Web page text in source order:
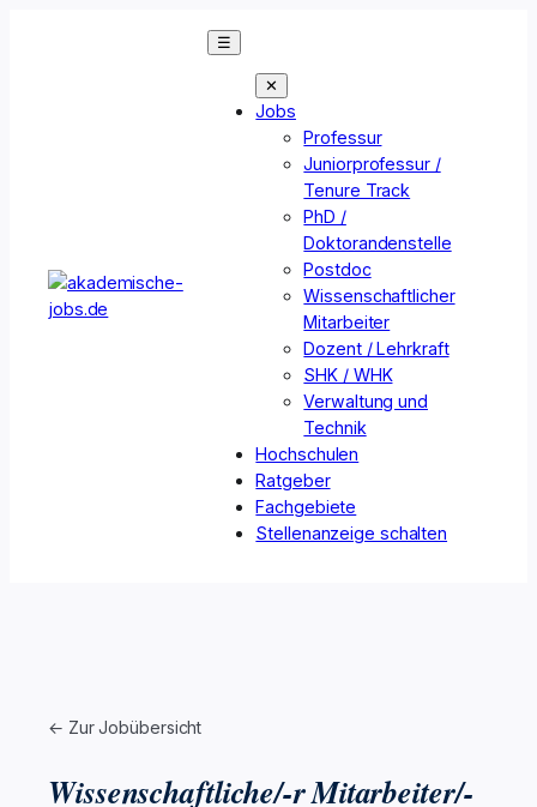
☰
✕
Jobs
Professur
Juniorprofessur /
Tenure Track
PhD /
Doktorandenstelle
Postdoc
Wissenschaftlicher
Mitarbeiter
Dozent / Lehrkraft
SHK / WHK
Verwaltung und
Technik
Hochschulen
Ratgeber
Fachgebiete
Stellenanzeige schalten
← Zur Jobübersicht
Wissenschaftliche/-r Mitarbeiter/-